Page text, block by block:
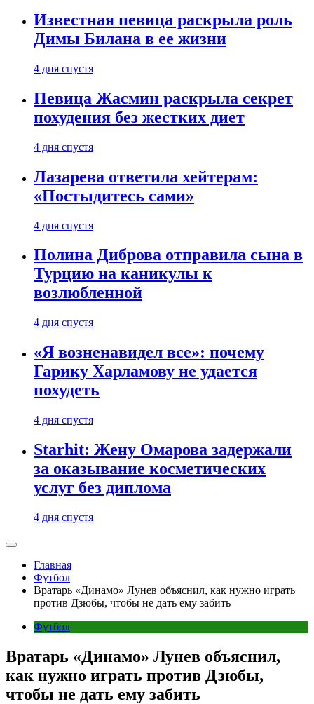
Известная певица раскрыла роль
Димы Билана в ее жизни
4 дня спустя
Певица Жасмин раскрыла секрет
похудения без жестких диет
4 дня спустя
Лазарева ответила хейтерам:
«Постыдитесь сами»
4 дня спустя
Полина Диброва отправила сына в
Турцию на каникулы к
возлюбленной
4 дня спустя
«Я возненавидел все»: почему
Гарику Харламову не удается
похудеть
4 дня спустя
Starhit: Жену Омарова задержали
за оказывание косметических
услуг без диплома
4 дня спустя
Главная
Футбол
Вратарь «Динамо» Лунев объяснил, как нужно играть
против Дзюбы, чтобы не дать ему забить
Футбол
Вратарь «Динамо» Лунев объяснил,
как нужно играть против Дзюбы,
чтобы не дать ему забить